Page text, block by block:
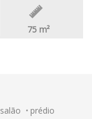
75 m²
salão
prédio